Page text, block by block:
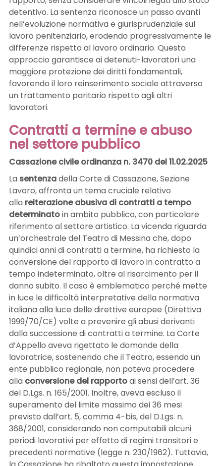
detentivo. La sentenza riconosce un passo avanti
nell’evoluzione normativa e giurisprudenziale sul
lavoro penitenziario, erodendo progressivamente le
differenze rispetto al lavoro ordinario. Questo
approccio garantisce ai detenuti-lavoratori una
maggiore protezione dei diritti fondamentali,
favorendo il loro reinserimento sociale attraverso
un trattamento paritario rispetto agli altri
lavoratori.
Contratti a termine e abuso
nel settore pubblico
Cassazione civile ordinanza n. 3470 del 11.02.2025
La sentenzadella Corte di Cassazione, Sezione
Lavoro, affronta un tema cruciale relativo
alla reiterazione abusiva di contratti a tempo
determinatoin ambito pubblico, con particolare
riferimento al settore artistico. La vicenda riguarda
un’orchestrale del Teatro di Messina che, dopo
quindici anni di contratti a termine, ha richiesto la
conversione del rapporto di lavoro in contratto a
tempo indeterminato, oltre al risarcimento per il
danno subito. Il caso è emblematico perché mette
in luce le difficoltà interpretative della normativa
italiana alla luce delle direttive europee (Direttiva
1999/70/CE) volte a prevenire gli abusi derivanti
dalla successione di contratti a termine. La Corte
d’Appello aveva rigettato le domande della
lavoratrice, sostenendo che il Teatro, essendo un
ente pubblico regionale, non poteva procedere
alla conversione del rapportoai sensi dell’art. 36
del D.Lgs. n. 165/2001. Inoltre, aveva escluso il
superamento del limite massimo dei 36 mesi
previsto dall’art. 5, comma 4-bis, del D.Lgs. n.
368/2001, considerando non computabili alcuni
periodi lavorativi per effetto di regimi transitori e
precedenti normative (legge n. 230/1962). Tuttavia,